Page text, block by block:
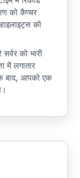
को कैप्चर
को
सर्वर को भारी
में लगातार
बाद, आपको एक